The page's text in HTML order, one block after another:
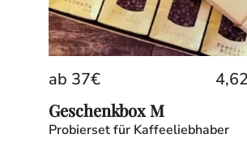
ab 37€ 4,62
Geschenkbox M
Probierset für Kaffeeliebhaber